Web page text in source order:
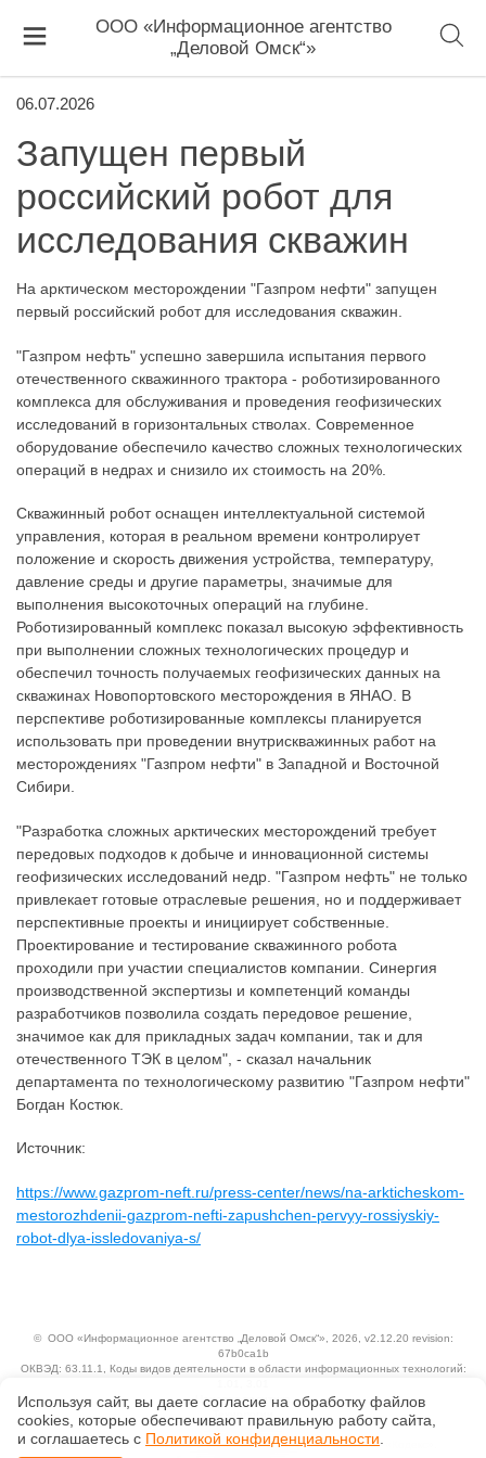
ООО «Информационное агентство
„Деловой Омск“»
06.07.2026
Запущен первый
российский робот для
исследования скважин
На арктическом месторождении "Газпром нефти" запущен
первый российский робот для исследования скважин.
"Газпром нефть" успешно завершила испытания первого
отечественного скважинного трактора - роботизированного
комплекса для обслуживания и проведения геофизических
исследований в горизонтальных стволах. Современное
оборудование обеспечило качество сложных технологических
операций в недрах и снизило их стоимость на 20%.
Скважинный робот оснащен интеллектуальной системой
управления, которая в реальном времени контролирует
положение и скорость движения устройства, температуру,
давление среды и другие параметры, значимые для
выполнения высокоточных операций на глубине.
Роботизированный комплекс показал высокую эффективность
при выполнении сложных технологических процедур и
обеспечил точность получаемых геофизических данных на
скважинах Новопортовского месторождения в ЯНАО. В
перспективе роботизированные комплексы планируется
использовать при проведении внутрискважинных работ на
месторождениях "Газпром нефти" в Западной и Восточной
Сибири.
"Разработка сложных арктических месторождений требует
передовых подходов к добыче и инновационной системы
геофизических исследований недр. "Газпром нефть" не только
привлекает готовые отраслевые решения, но и поддерживает
перспективные проекты и инициирует собственные.
Проектирование и тестирование скважинного робота
проходили при участии специалистов компании. Синергия
производственной экспертизы и компетенций команды
разработчиков позволила создать передовое решение,
значимое как для прикладных задач компании, так и для
отечественного ТЭК в целом", - сказал начальник
департамента по технологическому развитию "Газпром нефти"
Богдан Костюк.
Источник:
https://www.gazprom-neft.ru/press-center/news/na-arkticheskom-
mestorozhdenii-gazprom-nefti-zapushchen-pervyy-rossiyskiy-
robot-dlya-issledovaniya-s/
© ООО «Информационное агентство „Деловой Омск“» , 2026, v2.12.20 revision:
67b0ca1b
ОКВЭД: 63.11.1, Коды видов деятельности в области информационных технологий:
Ценовая политика
Исключительные авторские и смежные права принадлежат АО «Кодекс».
Используя сайт, вы даете согласие на обработку файлов
сооkiеs, которые обеспечивают правильную работу сайта,
и соглашаетесь с Политикой конфиденциальности